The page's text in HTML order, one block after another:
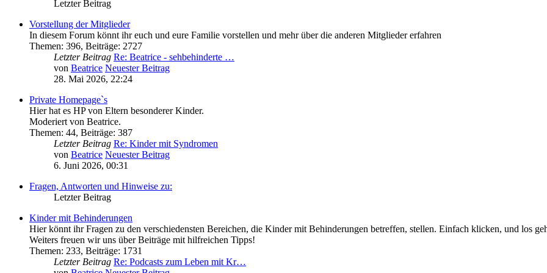
Letzter Beitrag
Vorstellung der Mitglieder
In diesem Forum könnt ihr euch und eure Familie vorstellen und mehr über die anderen Mitglieder erfahren
Themen: 396, Beiträge: 2727
Letzter Beitrag Re: Beatrice - sehbehinderte …
von Beatrice Neuester Beitrag
28. Mai 2026, 22:24
Private Homepage`s
Hier hat es HP von Eltern besonderer Kinder.
Moderiert von Beatrice.
Themen: 44, Beiträge: 387
Letzter Beitrag Re: Kinder mit Syndromen
von Beatrice Neuester Beitrag
6. Juni 2026, 00:31
Fragen, Antworten und Hinweise zu:
Letzter Beitrag
Kinder mit Behinderungen
Hier könnt ihr Fragen zu den verschiedensten Bereichen, die Kinder mit Behinderungen betreffen, stellen. Einfach klicken, und los
Weiters freuen wir uns über Beiträge mit hilfreichen Tipps!
Themen: 233, Beiträge: 1731
Letzter Beitrag Re: Podcasts zum Leben mit Kr…